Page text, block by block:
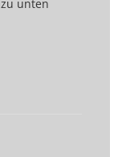
unten